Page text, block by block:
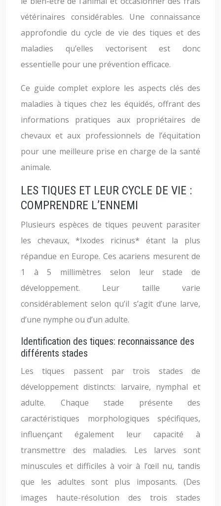
vétérinaires considérables. Une connaissance
approfondie du cycle de vie des tiques et des
maladies qu’elles vectorisent est donc
essentielle pour une prévention efficace.
Ce guide complet explore les aspects clés des
maladies à tiques chez les équidés, offrant des
informations pratiques aux propriétaires de
chevaux et aux professionnels de l’équitation
pour une meilleure prise en charge de la santé
animale.
LES TIQUES ET LEUR CYCLE DE VIE :
COMPRENDRE L’ENNEMI
Plusieurs espèces de tiques peuvent parasiter
les chevaux, *Ixodes ricinus* étant la plus
répandue en Europe. Ces acariens mesurent de
1 à 5 millimètres selon leur stade de
développement. Leur taille varie
considérablement selon qu’il s’agit d’une larve,
d’une nymphe ou d’un adulte.
Identification des tiques: reconnaissance des
différents stades
Les tiques passent par trois stades de
développement distincts: larvaire, nymphal et
adulte. Chaque stade présente des
caractéristiques morphologiques spécifiques,
influençant également leur capacité à
transmettre des maladies. Les larves sont
minuscules et difficiles à voir à l’œil nu, tandis
que les adultes sont plus imposants. (Des
images haute-résolution des trois stades